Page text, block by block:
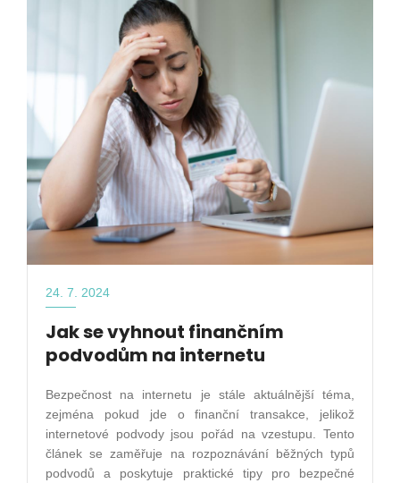
24. 7. 2024
Jak se vyhnout finančním
podvodům na internetu
Bezpečnost na internetu je stále aktuálnější téma,
zejména pokud jde o finanční transakce, jelikož
internetové podvody jsou pořád na vzestupu. Tento
článek se zaměřuje na rozpoznávání běžných typů
podvodů a poskytuje praktické tipy pro bezpečné